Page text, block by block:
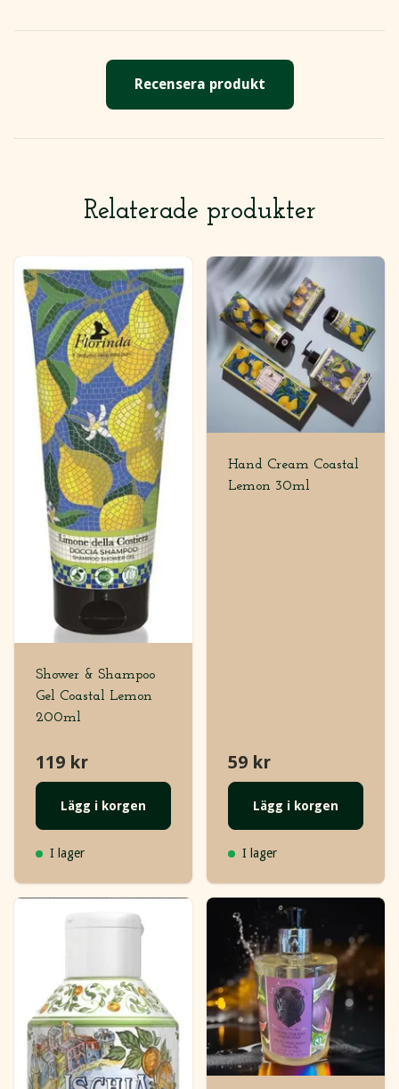
Recensera produkt
Relaterade produkter
Shower & Shampoo
Gel Coastal Lemon
200ml
119 kr
Lägg i korgen
I lager
Hand Cream Coastal
Lemon 30ml
59 kr
Lägg i korgen
I lager